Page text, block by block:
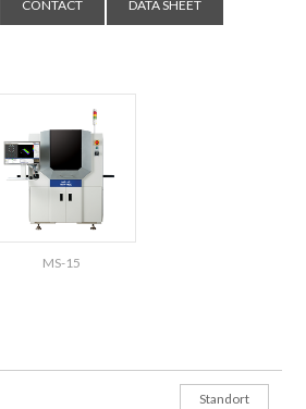
CONTACT DATA SHEET
MS-15
Standort